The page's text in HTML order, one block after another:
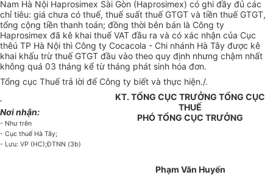
Nam Hà Nội Haprosimex Sài Gòn (Haprosimex) có ghi đầy đủ các
chỉ tiêu: giá chưa có thuế, thuế suất thuế GTGT và tiền thuế GTGT,
tổng cộng tiền thanh toán; đồng thời bên bán là Công ty
Haprosimex đã kê khai thuế VAT đầu ra và có xác nhận của Cục
thêú TP Hà Nội thì Công ty Cocacola - Chi nhánh Hà Tây được kê
khai khấu trừ thuế GTGT đầu vào theo quy định nhưng chậm nhất
không quá 03 tháng kể từ tháng phát sinh hóa đơn.
Tổng cục Thuế trả lời để Công ty biết và thực hiện./.
Nơi nhận:
- Như trên
- Cục thuế Hà Tây;
- Lưu: VP (HC);ĐTNN (3b)
KT. TỔNG CỤC TRƯỞNG TỔNG CỤC
THUẾ
PHÓ TỔNG CỤC TRƯỞNG
Phạm Văn Huyến